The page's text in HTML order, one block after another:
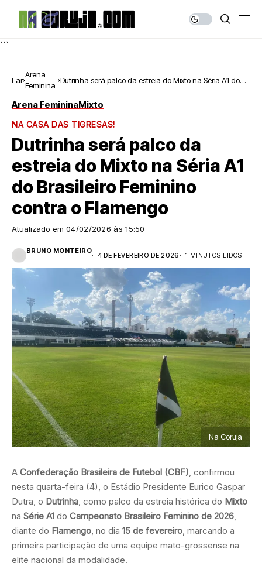
```
Lar
Arena
Feminina
Dutrinha será palco da estreia do Mixto na Séria A1 do
Arena FemininaMixto
NA CASA DAS TIGRESAS!
Dutrinha será palco da
estreia do Mixto na Séria A1
do Brasileiro Feminino
contra o Flamengo
Atualizado em 04/02/2026 às 15:50
BRUNO MONTEIRO
4 DE FEVEREIRO DE 2026 1 MINUTOS LIDOS
Na Coruja
A Confederação Brasileira de Futebol (CBF), confirmou
nesta quarta-feira (4), o Estádio Presidente Eurico Gaspar
Dutra, o Dutrinha, como palco da estreia histórica do Mixto
na Série A1 do Campeonato Brasileiro Feminino de 2026,
diante do Flamengo, no dia 15 de fevereiro, marcando a
primeira participação de uma equipe mato-grossense na
elite nacional da modalidade.